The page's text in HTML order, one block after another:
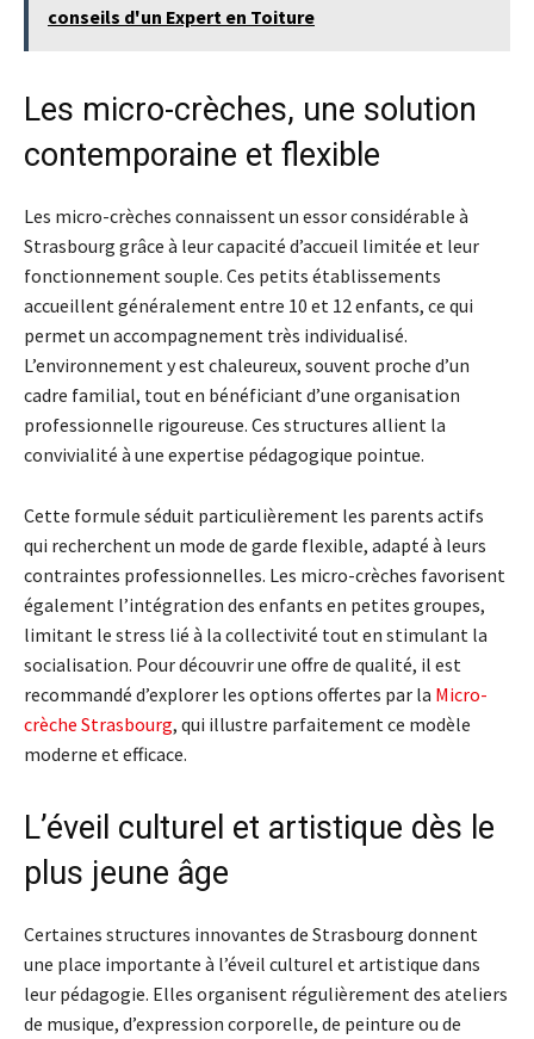
conseils d'un Expert en Toiture
Les micro-crèches, une solution
contemporaine et flexible
Les micro-crèches connaissent un essor considérable à
Strasbourg grâce à leur capacité d’accueil limitée et leur
fonctionnement souple. Ces petits établissements
accueillent généralement entre 10 et 12 enfants, ce qui
permet un accompagnement très individualisé.
L’environnement y est chaleureux, souvent proche d’un
cadre familial, tout en bénéficiant d’une organisation
professionnelle rigoureuse. Ces structures allient la
convivialité à une expertise pédagogique pointue.
Cette formule séduit particulièrement les parents actifs
qui recherchent un mode de garde flexible, adapté à leurs
contraintes professionnelles. Les micro-crèches favorisent
également l’intégration des enfants en petites groupes,
limitant le stress lié à la collectivité tout en stimulant la
socialisation. Pour découvrir une offre de qualité, il est
recommandé d’explorer les options offertes par la Micro-
crèche Strasbourg, qui illustre parfaitement ce modèle
moderne et efficace.
L’éveil culturel et artistique dès le
plus jeune âge
Certaines structures innovantes de Strasbourg donnent
une place importante à l’éveil culturel et artistique dans
leur pédagogie. Elles organisent régulièrement des ateliers
de musique, d’expression corporelle, de peinture ou de